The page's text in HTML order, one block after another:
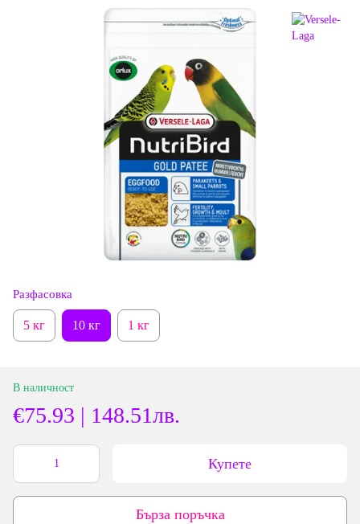
Разфасовка
5 кг 10 кг 1 кг
В наличност
€75.93 | 148.51лв.
Купете
Бърза поръчка